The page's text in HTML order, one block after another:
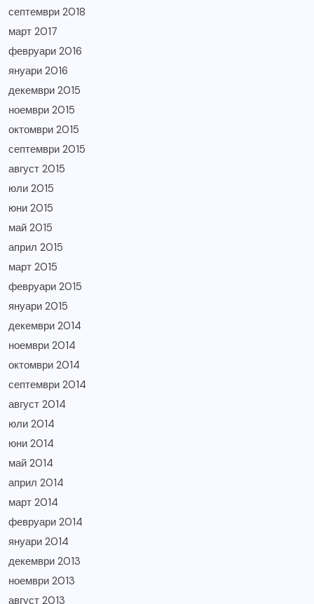
септември 2018
март 2017
февруари 2016
януари 2016
декември 2015
ноември 2015
октомври 2015
септември 2015
август 2015
юли 2015
юни 2015
май 2015
април 2015
март 2015
февруари 2015
януари 2015
декември 2014
ноември 2014
октомври 2014
септември 2014
август 2014
юли 2014
юни 2014
май 2014
април 2014
март 2014
февруари 2014
януари 2014
декември 2013
ноември 2013
август 2013